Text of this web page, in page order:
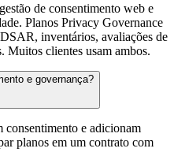
de consentimento web e
Planos Privacy Governance
inventários, avaliações de
Muitos clientes usam ambos.
e governança?
consentimento e adicionam
planos em um contrato com